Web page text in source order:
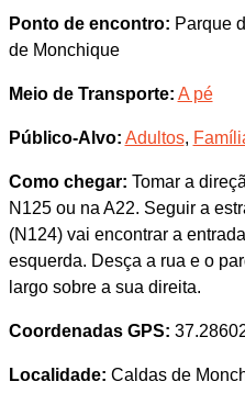
Ponto de encontro: Parque
de Monchique
Meio de Transporte: A pé
Público-Alvo: Adultos,
Como chegar: Tomar a
N125 ou na A22. Seguir a
(N124) vai encontrar a
esquerda. Desça a rua e o
largo sobre a sua direita.
Coordenadas GPS:
Localidade: Caldas de